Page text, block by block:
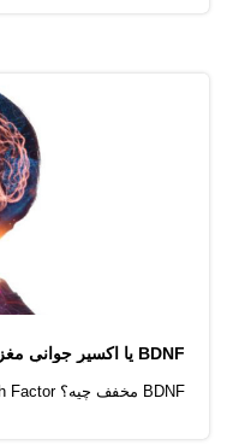
BDNF یا اکسیرِ جوانیِ مغز